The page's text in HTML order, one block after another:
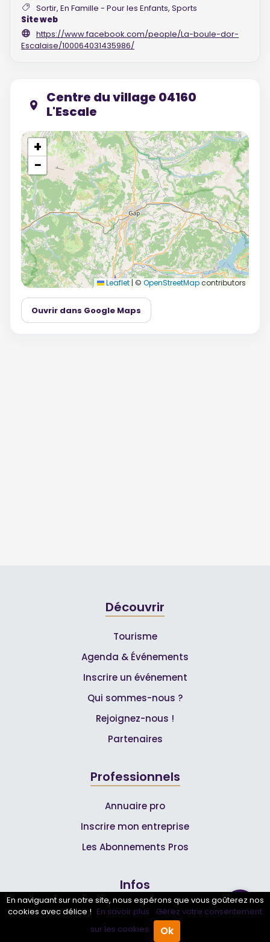
Annuaire Pro Agenda
Sortir, En Famille - Pour les Enfants, Sports
Site web
https://www.facebook.com/people/La-boule-dor-
Escalaise/100064031435986/
Centre du village 04160
L'Escale
+
−
Leaflet | © OpenStreetMapcontributors
Ouvrir dans Google Maps
Découvrir
Tourisme
Agenda & Événements
Inscrire un événement
Qui sommes-nous ?
Rejoignez-nous !
Partenaires
Professionnels
Annuaire pro
Inscrire mon entreprise
Les Abonnements Pros
Infos
Mentions légales et CGV
En naviguant sur notre site, nous espérons que vous goûterez nos
cookies avec délice ! En savoir plus. Gérez votre consentement
sur les cookies.
Ok